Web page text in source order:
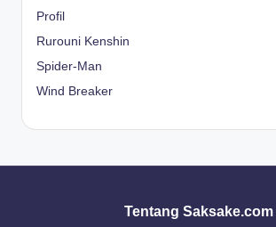
Profil
Rurouni Kenshin
Spider-Man
Wind Breaker
Tentang Saksake.com